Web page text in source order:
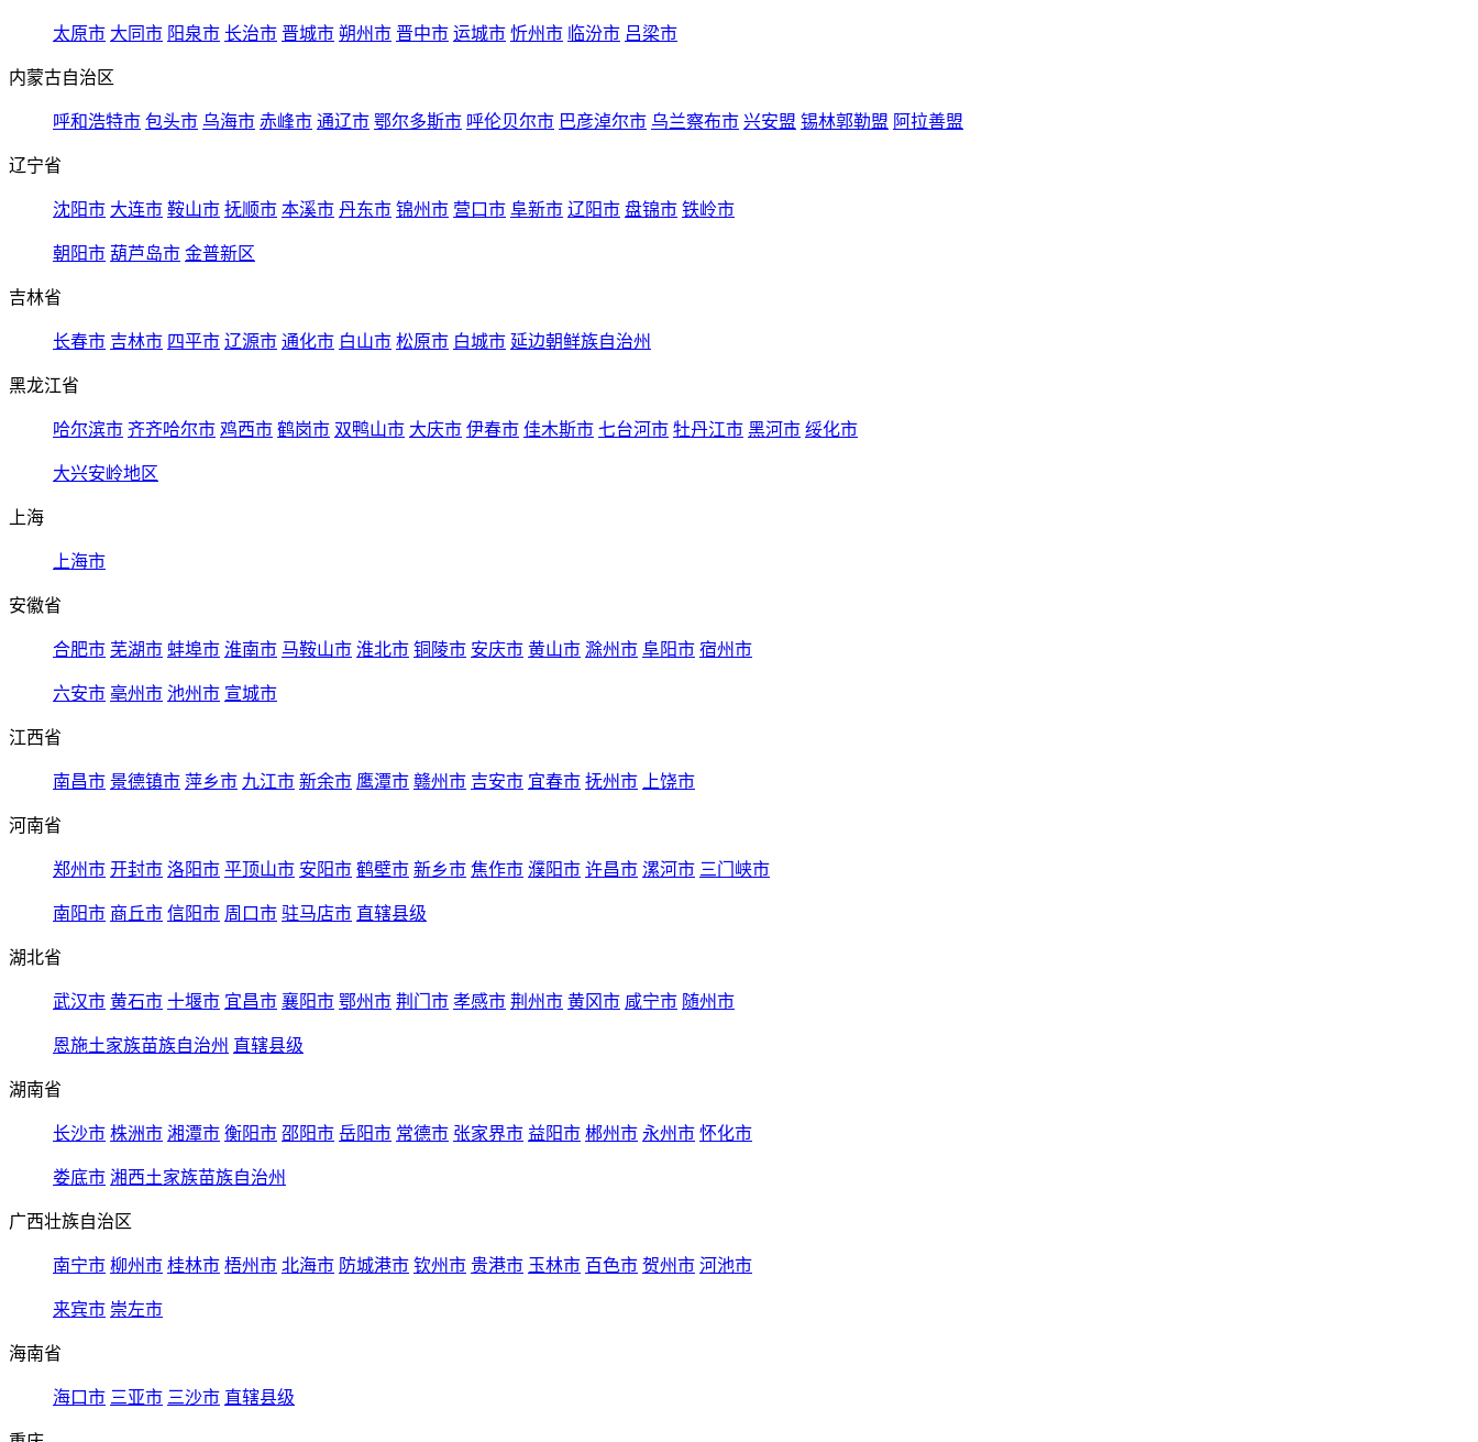
太原市 大同市 阳泉市 长治市 晋城市 朔州市 晋中市 运城市 忻州市 临汾市 吕梁市
内蒙古自治区
呼和浩特市 包头市 乌海市 赤峰市 通辽市 鄂尔多斯市 呼伦贝尔市 巴彦淖尔市 乌兰察布市 兴安盟 锡林郭勒盟 阿拉善盟
辽宁省
沈阳市 大连市 鞍山市 抚顺市 本溪市 丹东市 锦州市 营口市 阜新市 辽阳市 盘锦市 铁岭市
朝阳市 葫芦岛市 金普新区
吉林省
长春市 吉林市 四平市 辽源市 通化市 白山市 松原市 白城市 延边朝鲜族自治州
黑龙江省
哈尔滨市 齐齐哈尔市 鸡西市 鹤岗市 双鸭山市 大庆市 伊春市 佳木斯市 七台河市 牡丹江市 黑河市 绥化市
大兴安岭地区
上海
上海市
安徽省
合肥市 芜湖市 蚌埠市 淮南市 马鞍山市 淮北市 铜陵市 安庆市 黄山市 滁州市 阜阳市 宿州市
六安市 亳州市 池州市 宣城市
江西省
南昌市 景德镇市 萍乡市 九江市 新余市 鹰潭市 赣州市 吉安市 宜春市 抚州市 上饶市
河南省
郑州市 开封市 洛阳市 平顶山市 安阳市 鹤壁市 新乡市 焦作市 濮阳市 许昌市 漯河市 三门峡市
南阳市 商丘市 信阳市 周口市 驻马店市 直辖县级
湖北省
武汉市 黄石市 十堰市 宜昌市 襄阳市 鄂州市 荆门市 孝感市 荆州市 黄冈市 咸宁市 随州市
恩施土家族苗族自治州 直辖县级
湖南省
长沙市 株洲市 湘潭市 衡阳市 邵阳市 岳阳市 常德市 张家界市 益阳市 郴州市 永州市 怀化市
娄底市 湘西土家族苗族自治州
广西壮族自治区
南宁市 柳州市 桂林市 梧州市 北海市 防城港市 钦州市 贵港市 玉林市 百色市 贺州市 河池市
来宾市 崇左市
海南省
海口市 三亚市 三沙市 直辖县级